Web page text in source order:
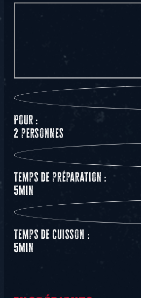
Pour :
2 personnes
Temps de préparation :
5min
Temps de cuisson :
5min